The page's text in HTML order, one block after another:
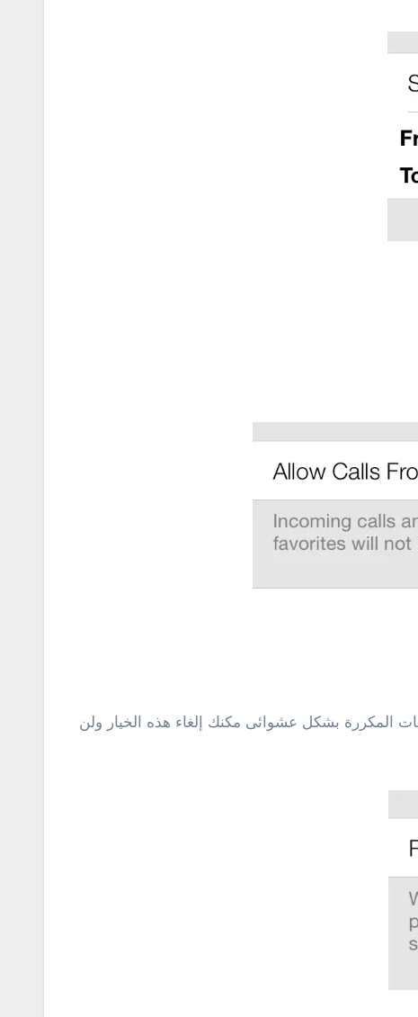
المكررة بشكل عشوائى مكنك إلغاء هذه الخيار ولن